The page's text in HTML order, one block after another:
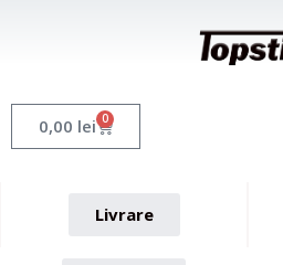
0,00 lei 0 Cart
Livrare